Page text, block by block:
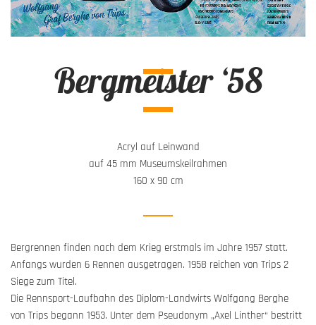
Bergmeister ‘58
Acryl auf Leinwand
auf 45 mm Museumskeilrahmen
160 x 90 cm
Bergrennen finden nach dem Krieg erstmals im Jahre 1957 statt.
Anfangs wurden 6 Rennen ausgetragen. 1958 reichen von Trips 2
Siege zum Titel.
Die Rennsport-Laufbahn des Diplom-Landwirts Wolfgang Berghe
von Trips begann 1953. Unter dem Pseudonym „Axel Linther“ bestritt